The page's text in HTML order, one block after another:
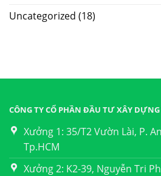
Uncategorized (18)
CÔNG TY CỔ PHẦN ĐẦU TƯ XÂY
Xưởng 1: 35/T2 Vườn Lài, P.
Tp.HCM
Xưởng 2: K2-39, Nguyễn Tri